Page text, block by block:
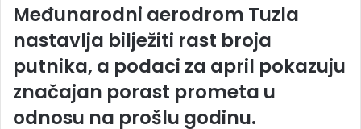
Međunarodni aerodrom Tuzla
nastavlja bilježiti rast broja
putnika, a podaci za april pokazuju
značajan porast prometa u
odnosu na prošlu godinu.